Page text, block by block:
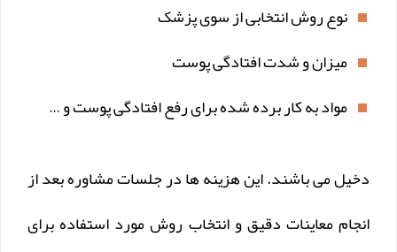
نوع روش انتخابی از سوی پزشک
میزان و شدت افتادگی پوست
مواد به کار برده شده برای رفع افتادگی پوست و …
دخیل می باشند. این هزینه ها در جلسات مشاوره بعد از
انجام معاینات دقیق و انتخاب روش مورد استفاده برای